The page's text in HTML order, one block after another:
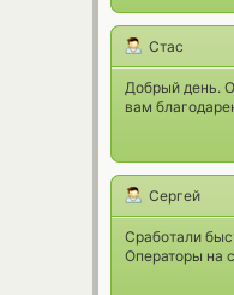
Стас
Добрый день.
вам
Сергей
Сработали
Операторы на